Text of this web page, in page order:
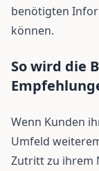
benötigten
können.
So wird die
Wenn Kunden
Umfeld
Zutritt zu ihrem